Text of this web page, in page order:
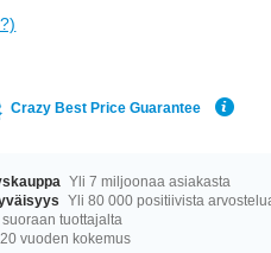
Crazy Best Price Guarantee
Yli 7 miljoonaa asiakasta
Yli 80 000 positiivista
tuottajalta
vuoden kokemus